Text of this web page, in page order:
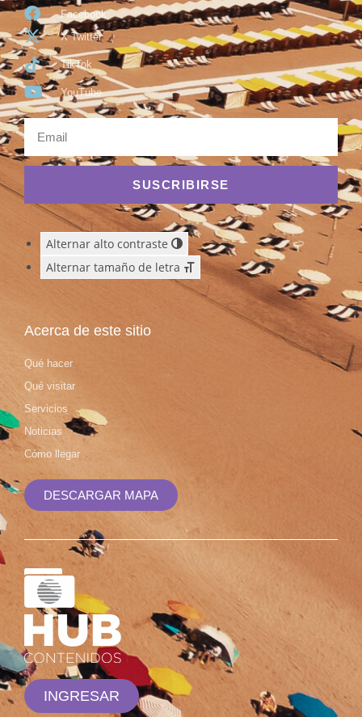
Facebook
X Twitter
TikTok
YouTube
SUSCRIBIRSE
Alternar alto contraste
Alternar tamaño de letra
Acerca de este sitio
Qué hacer
Qué visitar
Servicios
Noticias
Cómo llegar
DESCARGAR MAPA
INGRESAR